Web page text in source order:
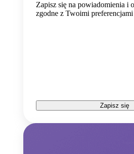
Zapisz się na powiadomienia i
zgodne z Twoimi preferencjami
Zapisz się